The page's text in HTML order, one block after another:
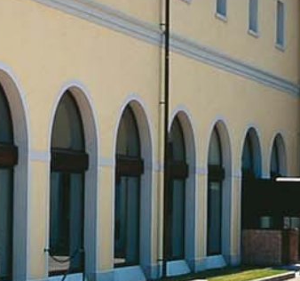
SICURA G3
Idropittura decorativa